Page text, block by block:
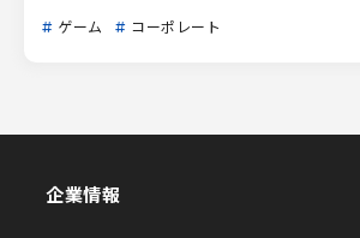
ゲーム コーポレート
企業情報